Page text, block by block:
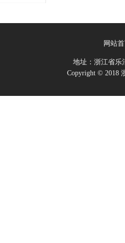
网站
地址：浙江省
Copyright © 2018